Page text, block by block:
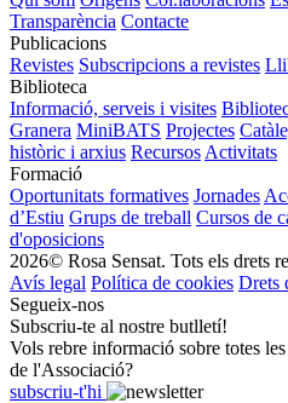
Transparència Contacte
Publicacions
Revistes Subscripcions a revistes
Biblioteca
Informació, serveis i visites
Granera MiniBATS Projectes
històric i arxius Recursos Activitats
Formació
Oportunitats formatives Jornades
d’Estiu Grups de treball Cursos de
d'oposicions
2026© Rosa Sensat. Tots els drets
Avís legal Política de cookies Drets
Segueix-nos
Subscriu-te al nostre butlletí!
Vols rebre informació sobre totes
de l'Associació?
subscriu-t'hi